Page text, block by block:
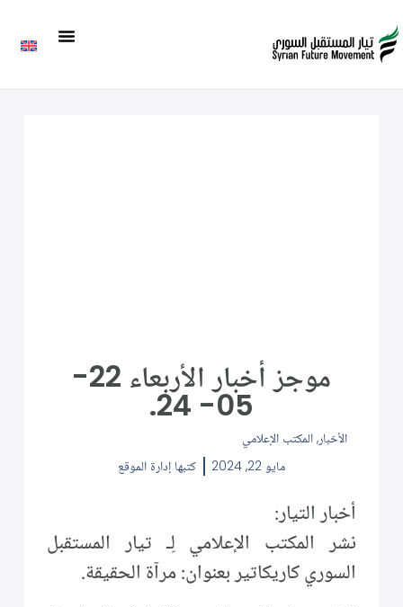
موجز أخبار الأربعاء 22-
05- 24.
الأخبار, المكتب الإعلامي
مايو 22, 2024
كتبها إدارة الموقع
أخبار التيار:
نشر المكتب الإعلامي لِـ تيار المستقبل
السوري كاريكاتير بعنوان: مرآة الحقيقة.